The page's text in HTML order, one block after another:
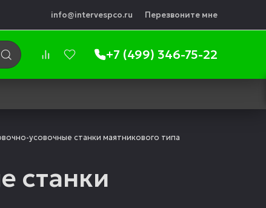
info@intervespco.ru Перезвоните мне
+7 (499) 346-75-22
усовочные станки маятникового типа
станки